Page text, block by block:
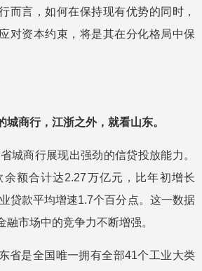
而言，如何在保持现有优势的同时，
对资本约束，将是其在分化格局中保
城商行，江浙之外，就看山东。
城商行展现出强劲的信贷投放能力。
额合计达2.27万亿元，比年初增长
贷款平均增速1.7个百分点。这一数据
市场中的竞争力不断增强。
省是全国唯一拥有全部41个工业大类